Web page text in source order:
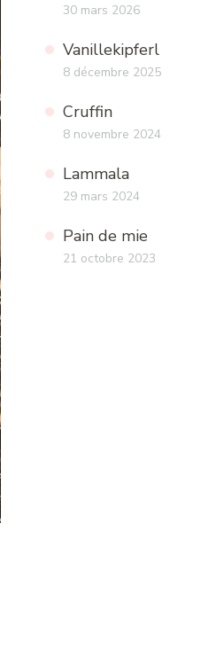
30 mars 2026
Vanillekipferl
8 décembre 2025
Cruffin
8 novembre 2024
Lammala
29 mars 2024
Pain de mie
21 octobre 2023